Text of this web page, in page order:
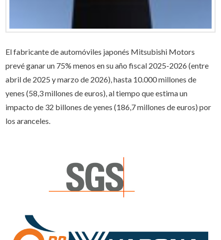
El fabricante de automóviles japonés Mitsubishi Motors
prevé ganar un 75% menos en su año fiscal 2025-2026 (entre
abril de 2025 y marzo de 2026), hasta 10.000 millones de
yenes (58,3 millones de euros), al tiempo que estima un
impacto de 32 billones de yenes (186,7 millones de euros) por
los aranceles.